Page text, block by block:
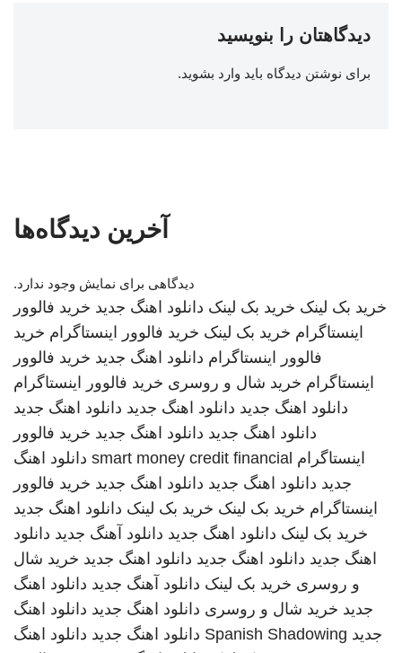
دیدگاهتان را بنویسید
برای نوشتن دیدگاه باید وارد بشوید.
آخرین دیدگاه‌ها
دیدگاهی برای نمایش وجود ندارد.
خرید بک لینک خرید بک لینک دانلود اهنگ جدید خرید فالوور
اینستاگرام خرید بک لینک خرید فالوور اینستاگرام خرید
فالوور اینستاگرام دانلود اهنگ جدید خرید فالوور
اینستاگرام خرید شال و روسری خرید فالوور اینستاگرام
دانلود اهنگ جدید دانلود اهنگ جدید دانلود اهنگ جدید
دانلود اهنگ جدید دانلود اهنگ جدید خرید فالوور
اینستاگرام smart money credit financial دانلود اهنگ
جدید دانلود اهنگ جدید دانلود اهنگ جدید خرید فالوور
اینستاگرام خرید بک لینک خرید بک لینک دانلود اهنگ جدید
خرید بک لینک دانلود اهنگ جدید دانلود آهنگ جدید دانلود
اهنگ جدید دانلود اهنگ جدید دانلود اهنگ جدید خرید شال
و روسری خرید بک لینک دانلود آهنگ جدید دانلود اهنگ
جدید خرید شال و روسری دانلود اهنگ جدید دانلود اهنگ
جدید Spanish Shadowing دانلود اهنگ جدید دانلود اهنگ